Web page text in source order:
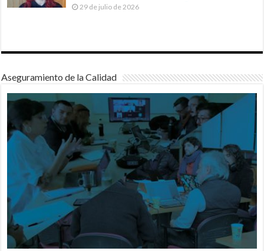
29 de julio de 2026
Aseguramiento de la Calidad